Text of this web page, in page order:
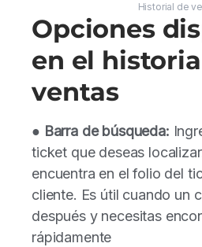
Historial de
Opciones
en el
ventas
● Barra de búsqueda:
ticket que deseas
encuentra en el folio del
cliente. Es útil cuando un
después y necesitas
rápidamente